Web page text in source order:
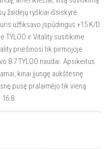
žaidėjų ryškiai išsiskyrė
užfiksavo įspūdingus +15 K/D
TYLOO ir Vitality susitikime
priešinosi tik pirmojoje
8:7 TYLOO naudai. Apsikeitus
kinai įjungę aukštesnę
pusę pralaimėjo tik vieną